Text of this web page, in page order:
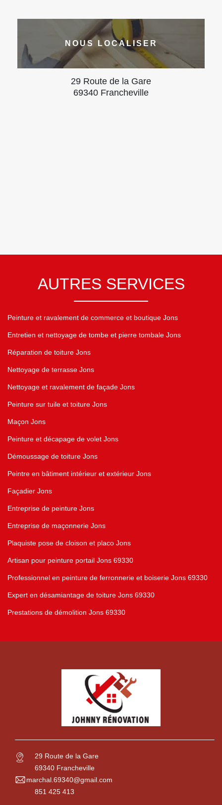
NOUS LOCALISER
29 Route de la Gare
69340 Francheville
AUTRES SERVICES
Peinture et ravalement de commerce et boutique Jons
Entretien et nettoyage de tombe et pierre tombale Jons
Réparation de toiture Jons
Nettoyage de terrasse Jons
Nettoyage et ravalement de façade Jons
Peinture sur tuile et toiture Jons
Maçon Jons
Peinture et décapage de volet Jons
Démoussage de toiture Jons
Peintre en bâtiment intérieur et extérieur Jons
Façadier Jons
Entreprise de peinture Jons
Entreprise de maçonnerie Jons
Plaquiste pose de cloison et placo Jons
Artisan pour peinture portail Jons 69330
Professionnel en peinture de ferronnerie et boiserie Jons 69330
Expert en désamiantage de toiture Jons 69330
Prestations de démolition Jons 69330
29 Route de la Gare
69340 Francheville
marchal.69340@gmail.com
851 425 413